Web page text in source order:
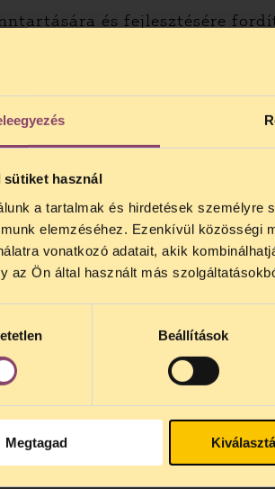
sütiket használ
a tartalmak és hirdetések
elemzéséhez. Ezenkívül közösségi
vonatkozó adatait, akik
az Ön által használt más
Beállítások
Megtagad
és fejlesztésére
Kedves érdeklődő, Tájékoztatjuk,
augusztus 24 között szünetel
. Az
13 és 15 óra között lesz
is elér minket.